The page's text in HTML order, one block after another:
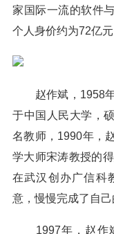
家国际一流的软件
个人身价约为72亿元
赵作斌，1958年
于中国人民大学，
名教师，1990年，
学大师宋涛教授的
在武汉创办广信科
意，慢慢完成了自己
1997年，赵作斌